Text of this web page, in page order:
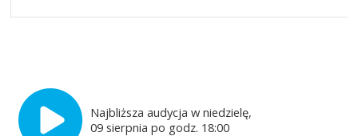
Najbliższa audycja w niedzielę,
09 sierpnia po godz. 18:00